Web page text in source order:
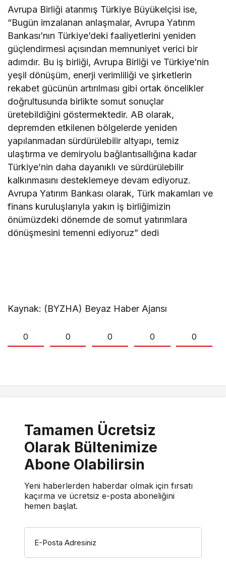
Avrupa Birliği atanmış Türkiye Büyükelçisi ise,
“Bugün imzalanan anlaşmalar, Avrupa Yatırım
Bankası’nın Türkiye’deki faaliyetlerini yeniden
güçlendirmesi açısından memnuniyet verici bir
adımdır. Bu iş birliği, Avrupa Birliği ve Türkiye’nin
yeşil dönüşüm, enerji verimliliği ve şirketlerin
rekabet gücünün artırılması gibi ortak öncelikler
doğrultusunda birlikte somut sonuçlar
üretebildiğini göstermektedir. AB olarak,
depremden etkilenen bölgelerde yeniden
yapılanmadan sürdürülebilir altyapı, temiz
ulaştırma ve demiryolu bağlantısallığına kadar
Türkiye’nin daha dayanıklı ve sürdürülebilir
kalkınmasını desteklemeye devam ediyoruz.
Avrupa Yatırım Bankası olarak, Türk makamları ve
finans kuruluşlarıyla yakın iş birliğimizin
önümüzdeki dönemde de somut yatırımlara
dönüşmesini temenni ediyoruz” dedi
Kaynak: (BYZHA) Beyaz Haber Ajansı
0 0 0 0 0
Tamamen Ücretsiz
Olarak Bültenimize
Abone Olabilirsin
Yeni haberlerden haberdar olmak için fırsatı
kaçırma ve ücretsiz e-posta aboneliğini
hemen başlat.
E-Posta Adresiniz